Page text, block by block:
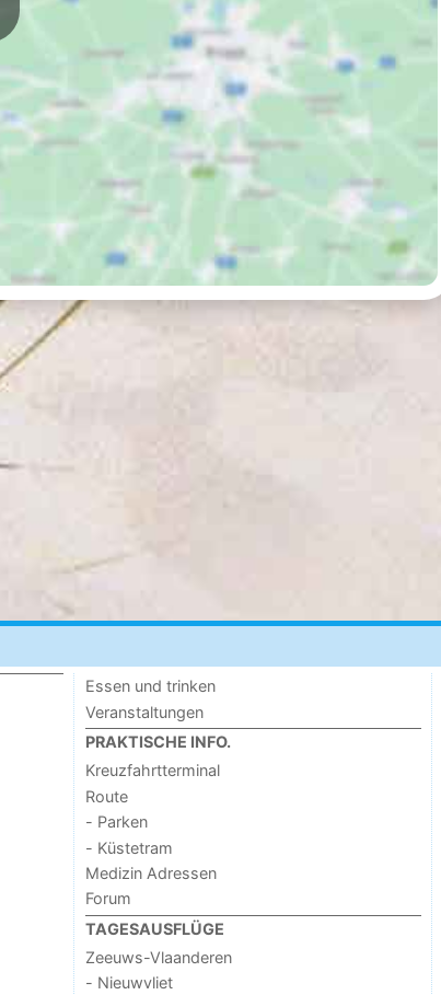
Essen und trinken
Veranstaltungen
PRAKTISCHE INFO.
Kreuzfahrtterminal
Route
- Parken
- Küstetram
Medizin Adressen
Forum
TAGESAUSFLÜGE
Zeeuws-Vlaanderen
- Nieuwvliet